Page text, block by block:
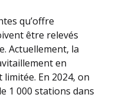
qu’offre
être relevés
Actuellement, la
en
En 2024, on
1 000 stations dans